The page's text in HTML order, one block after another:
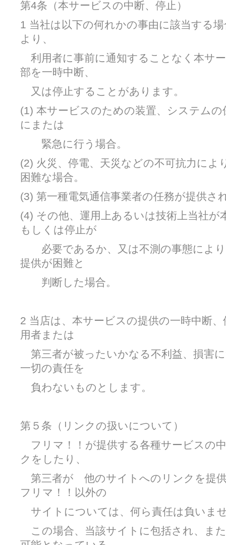
第4条（本サービスの中断、停止）
1 当社は以下の何れかの事由に該当する
より、
利用者に事前に通知することなく本サ
部を一時中断、
又は停止することがあります。
(1) 本サービスのための装置、システムの
にまたは
緊急に行う場合。
(2) 火災、停電、天災などの不可抗力によ
困難な場合。
(3) 第一種電気通信事業者の任務が提供さ
(4) その他、運用上あるいは技術上当社が
もしくは停止が
必要であるか、又は不測の事態により
提供が困難と
判断した場合。
2 当店は、本サービスの提供の一時中断
用者または
第三者が被ったいかなる不利益、損害
一切の責任を
負わないものとします。
第５条（リンクの扱いについて）
フリマ！！が提供する各種サービスの
クをしたり、
第三者が 他のサイトへのリンクを提
フリマ！！以外の
サイトについては、何ら責任は負いま
この場合、当該サイトに包括され、ま